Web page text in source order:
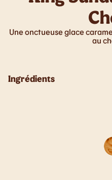
Une onctueuse glace
au
Ingrédients